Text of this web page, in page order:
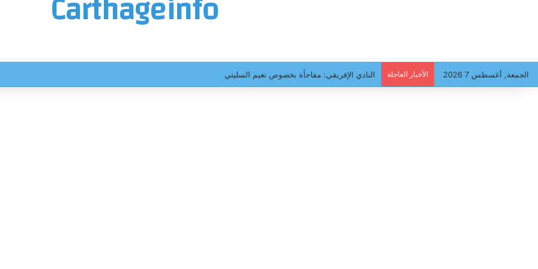
الجمعة, أغسطس 7 2026 الأخبار العاجلة النادي الإفريقي: مفاجأة بخصوص نعيم السليتي